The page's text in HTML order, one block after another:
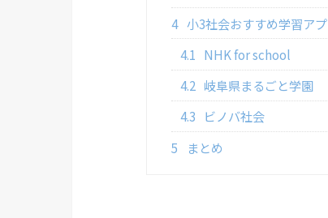
4 小3社会おすすめ学習ア
4.1 NHK for school
4.2 岐阜県まるごと学園
4.3 ビノバ社会
5
まとめ